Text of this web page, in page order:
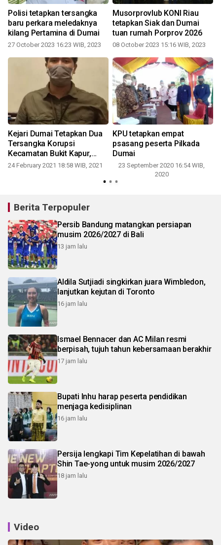
Polisi tetapkan tersangka
baru perkara meledaknya
kilang Pertamina di Dumai
27 October 2023 16:23 WIB, 2023
Musorprovlub KONI Riau
tetapkan Siak dan Dumai
tuan rumah Porprov 2026
08 October 2023 15:16 WIB, 2023
Kejari Dumai Tetapkan Dua
Tersangka Korupsi
Kecamatan Bukit Kapur,
begini penjelasannya
24 February 2021 18:58 WIB, 2021
KPU tetapkan empat
psasang peserta Pilkada
Dumai
23 September 2020 16:54 WIB,
2020
Berita Terpopuler
Persib Bandung matangkan persiapan
musim 2026/2027 di Bali
13 jam lalu
Aldila Sutjiadi singkirkan juara Wimbledon,
lanjutkan kejutan di Toronto
16 jam lalu
Ismael Bennacer dan AC Milan resmi
berpisah, tujuh tahun kebersamaan berakhir
17 jam lalu
Bupati Inhu harap peserta pendidikan
menjaga kedisiplinan
16 jam lalu
Persija lengkapi Tim Kepelatihan di bawah
Shin Tae-yong untuk musim 2026/2027
18 jam lalu
Video